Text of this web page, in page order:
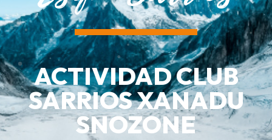
ACTIVIDAD CLUB
SARRIOS XANADU
SNOZONE